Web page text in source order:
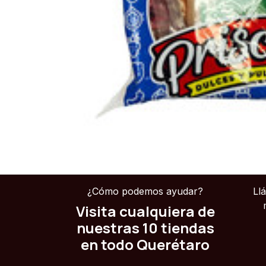
¿Cómo podemos ayudar?
Visita cualquiera de
nuestras 10 tiendas
en todo Querétaro